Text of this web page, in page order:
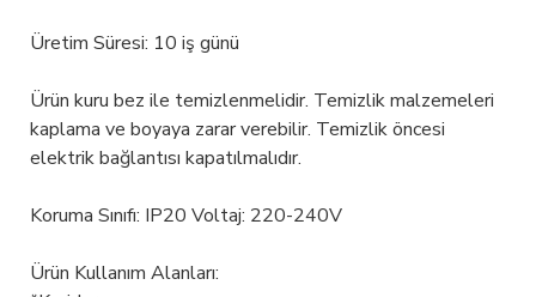
Üretim Süresi: 10 iş günü
Ürün kuru bez ile temizlenmelidir. Temizlik malzemeleri
kaplama ve boyaya zarar verebilir. Temizlik öncesi
elektrik bağlantısı kapatılmalıdır.
Koruma Sınıfı: IP20 Voltaj: 220-240V
Ürün Kullanım Alanları: